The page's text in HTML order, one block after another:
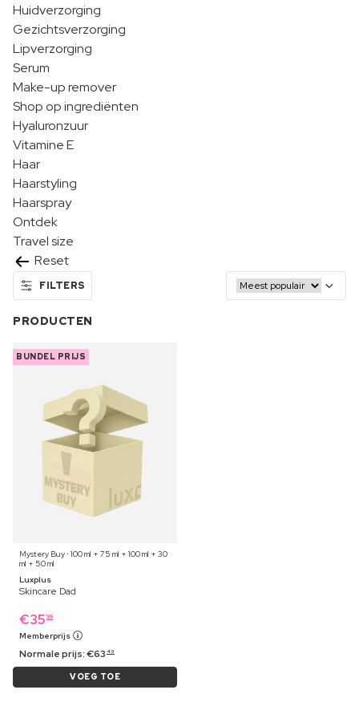
Huidverzorging
Gezichtsverzorging
Lipverzorging
Serum
Make-up remover
Shop op ingrediënten
Hyaluronzuur
Vitamine E
Haar
Haarstyling
Haarspray
Ontdek
Travel size
Reset
FILTERS
PRODUCTEN
BUNDEL PRIJS
Mystery Buy ⋅ 100 ml + 75 ml + 100 ml + 30
ml + 50 ml
Luxplus
Skincare Dad
€35 99
Memberprijs
Normale prijs:€63 49
VOEG TOE